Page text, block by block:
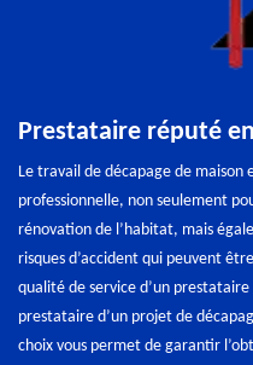
Prestataire réputé
Le travail de décapage de maison
professionnelle, non seulement
rénovation de l’habitat, mais
risques d’accident qui peuvent
qualité de service d’un
prestataire d’un projet de
choix vous permet de garantir